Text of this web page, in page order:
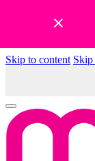
Skip to content Skip